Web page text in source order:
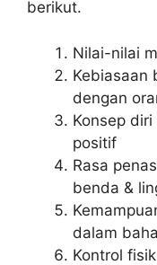
berikut.
Nilai-nilai
Kebiasaan
dengan
Konsep
positif
Rasa
benda &
dalam
Kontrol